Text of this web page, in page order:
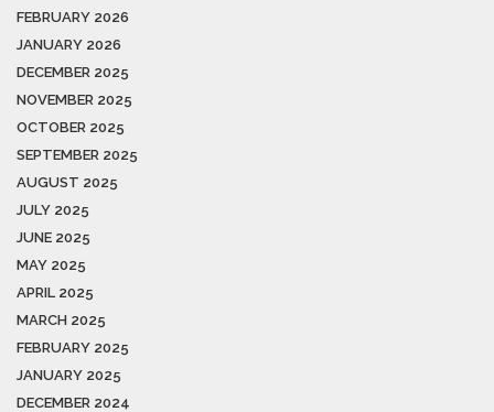
FEBRUARY 2026
JANUARY 2026
DECEMBER 2025
NOVEMBER 2025
OCTOBER 2025
SEPTEMBER 2025
AUGUST 2025
JULY 2025
JUNE 2025
MAY 2025
APRIL 2025
MARCH 2025
FEBRUARY 2025
JANUARY 2025
DECEMBER 2024